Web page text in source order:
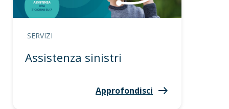
SERVIZI
Assistenza sinistri
Approfondisci